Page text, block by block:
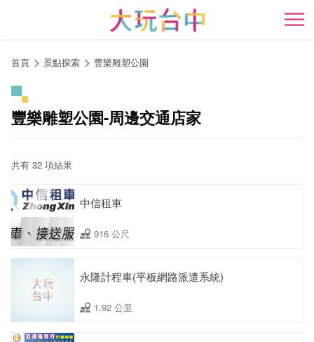
開
首頁 景點探索 豐樂雕塑公園
豐樂雕塑公園-周邊交通店家
共有 32 項結果
中信租車
916 公尺
永隆計程車(平板網路派遣系統)
1.92 公里